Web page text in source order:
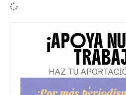
¡APOYA
HAZ TU